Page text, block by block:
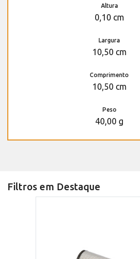
Altura
0,10 cm
Largura
10,50 cm
Comprimento
10,50 cm
Peso
40,00 g
Filtros em Destaque